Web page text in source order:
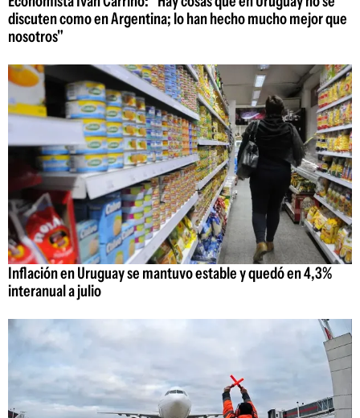
discuten como en Argentina; lo han hecho mucho mejor que
nosotros"
Inflación en Uruguay se mantuvo estable y quedó en 4,3%
interanual a julio